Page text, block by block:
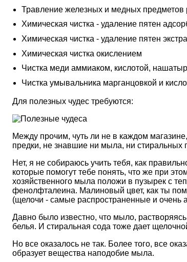
Травление железных и медных предметов
Химическая чистка - удаление пятен
Химическая чистка - удаление пятен
Химическая чистка окислением
Чистка меди аммиаком, кислотой,
Чистка умывальника марганцовкой и
Для полезных чудес требуются:
Между прочим, чуть ли не в каждом
предки, не знавшие ни мыла, ни
Нет, я не собираюсь учить тебя, как
которые помогут тебе понять, что же при
хозяйственного мыла положи в пузырек с
фенолфталеина. Малиновый цвет, как ты
(щелочи - самые распространенные и очень
Давно было известно, что мыло,
белья. И стиральная сода тоже дает
Но все оказалось не так. Более того, все
образует вещества наподобие мыла.